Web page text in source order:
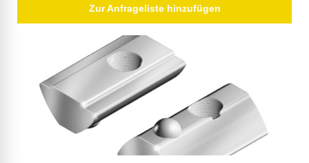
Zur Anfrageliste hinzufügen